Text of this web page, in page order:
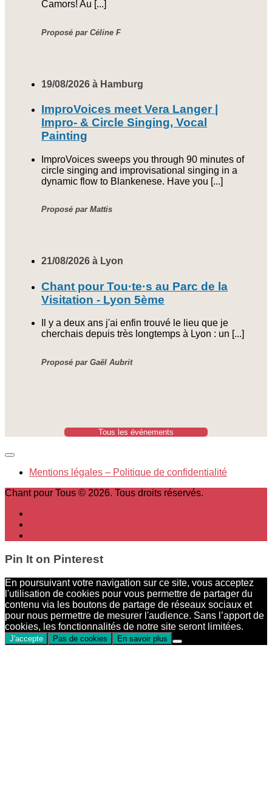
Camors! Au [...]
Proposé par Céline F
19/08/2026 à Hamburg
ImproVoices meet Vera Langer |
Impro- & Circle Singing, Vocal
Painting
ImproVoices sweeps you through 90 minutes of
circle singing and improvisational singing in a
dynamic flow to Blankenese. Have you [...]
Proposé par Mattis
21/08/2026 à Lyon
Chant pour Tou·te·s au Parc de la
Visitation - Lyon 5ème
Il y a deux ans j'ai enfin trouvé le lieu que je
cherchais depuis très longtemps à Lyon : un [...]
Proposé par Gaël Aubrit
Tous les événements
Mentions légales – Politique de confidentialité
Chant pour Tous © 2026. Tous droits réservés.
Pin It on Pinterest
En poursuivant votre navigation sur ce site, vous acceptez
l'utilisation de cookies pour vous permettre de partager du
contenu via les boutons de partage de réseaux sociaux et
pour nous permettre de mesurer l'audience. Sans l’apport de
cookies, les fonctionnalités de notre site seront limitées.
J'accepte Pas de cookies En savoir plus